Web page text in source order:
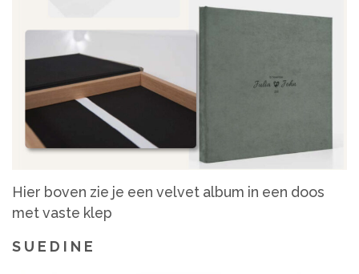
Hier boven zie je een velvet album in een doos
met vaste klep
S U E D I N E